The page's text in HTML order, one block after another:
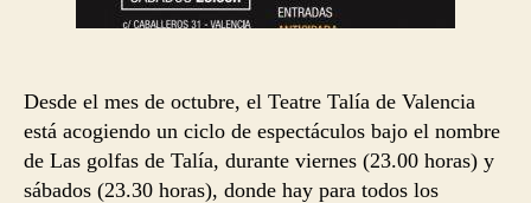
Desde el mes de octubre, el Teatre Talía de Valencia
está acogiendo un ciclo de espectáculos bajo el nombre
de Las golfas de Talía, durante viernes (23.00 horas) y
sábados (23.30 horas), donde hay para todos los